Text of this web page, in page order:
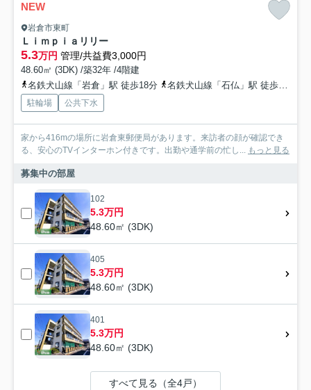
NEW
岩倉市東町
Ｌｉｍｐｉａリリー
5.3万円 管理/共益費3,000円
48.60㎡ (3DK) /築32年 /4階建
名鉄犬山線「岩倉」駅 徒歩18分
名鉄犬山線「石仏」駅 徒歩29分
駐輪場 公共下水
家から416mの場所に岩倉東郵便局があります。来訪者の顔が確認でき
る、安心のTVインターホン付きです。出勤や通学前の忙し... もっと見る
募集中の部屋
102
5.3万円
48.60㎡ (3DK)
405
5.3万円
48.60㎡ (3DK)
401
5.3万円
48.60㎡ (3DK)
すべて見る（全4戸）